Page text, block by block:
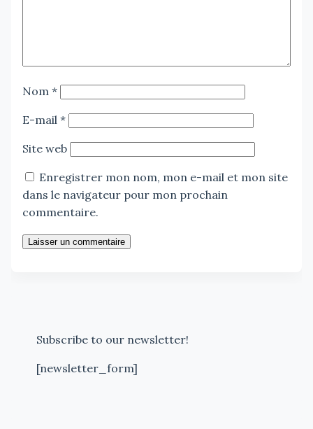
Nom *
E-mail *
Site web
Enregistrer mon nom, mon e-mail et mon site
dans le navigateur pour mon prochain
commentaire.
Laisser un commentaire
Subscribe to our newsletter!
[newsletter_form]